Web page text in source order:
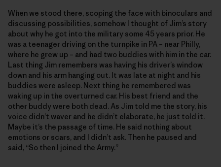
When we stood there, scoping the face with binoculars and
discussing possibilities, somehow I thought of Jim’s story
about why he got into the military some 45 years prior. He
was a teenager driving on the turnpike in PA – near Philly,
where he grew up – and had two buddies with him in the car.
Last thing Jim remembers was having his driver’s window
down and his arm hanging out. It was late at night and his
buddies were asleep. Next thing he remembered was
waking up in the overturned car. His best friend and the
other buddy were both dead. As Jim told me the story, his
voice didn’t waver and he didn’t elaborate, he just told it.
Maybe it’s the passage of time. He said nothing about
emotions or scars, and I didn’t ask. Then he paused and
said, “So then I joined the Army.”